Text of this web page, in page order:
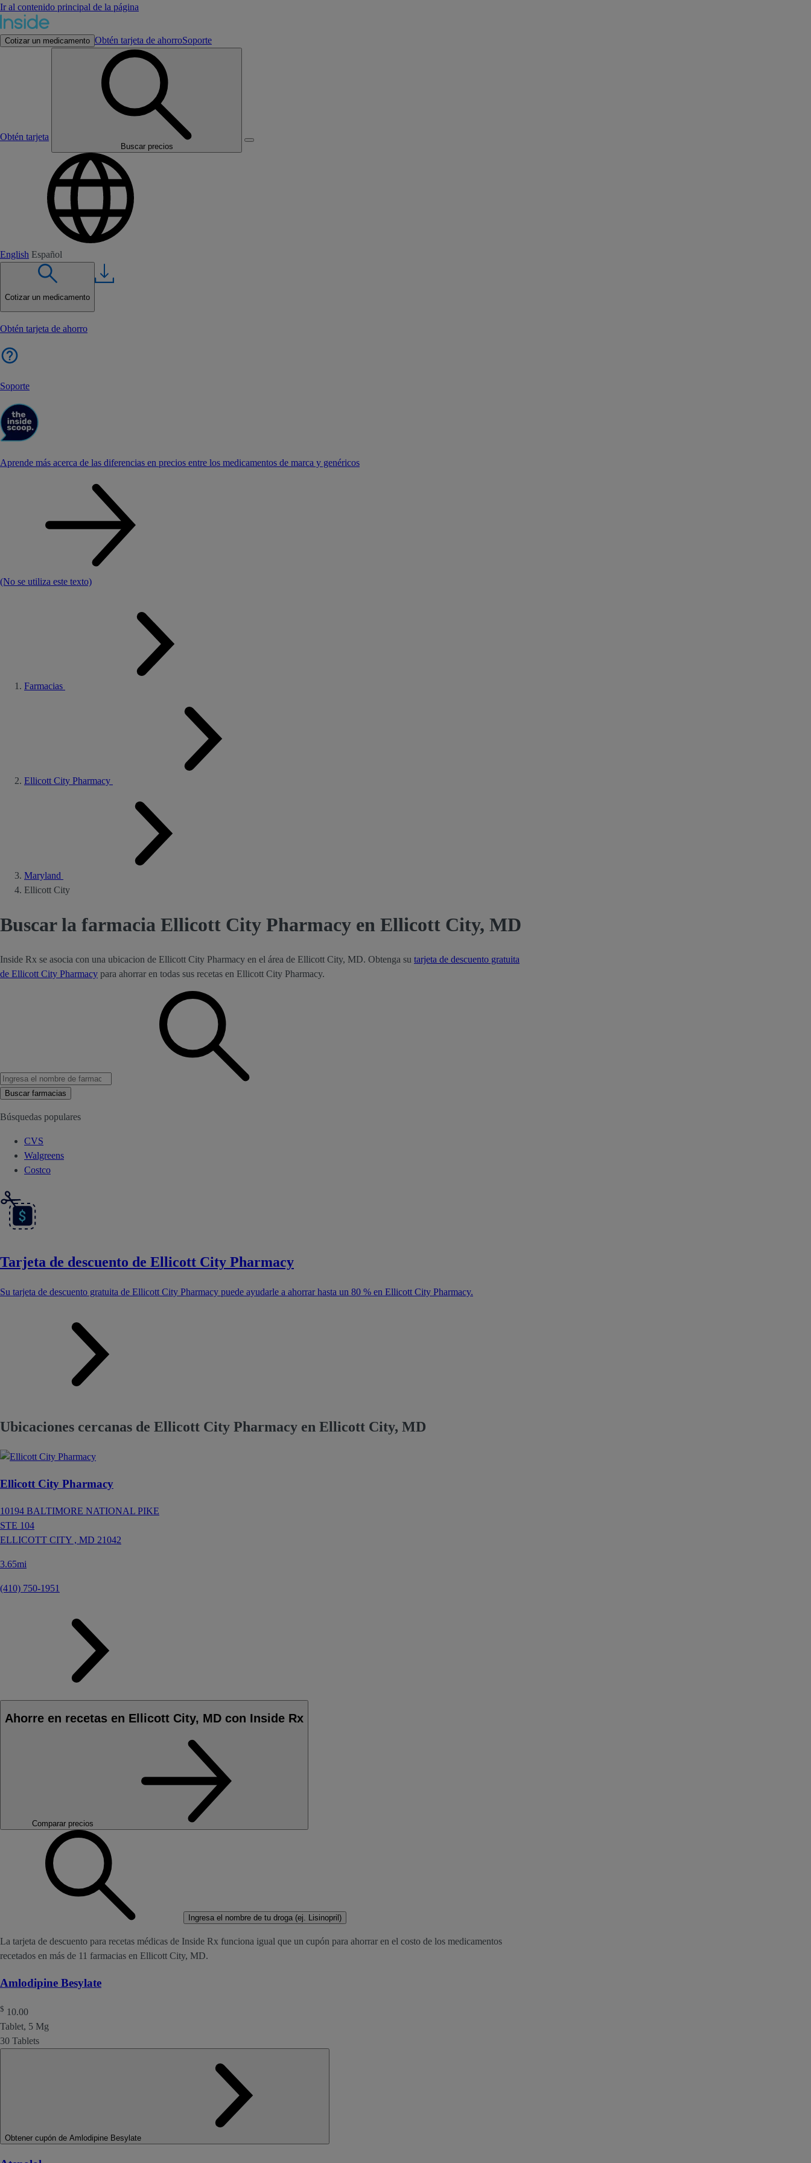
Ir al contenido principal de la página
Cotizar un medicamento Obtén tarjeta de ahorroSoporte
Obtén tarjeta
Buscar precios
English Español
Cotizar un medicamento
Obtén tarjeta de ahorro
Soporte
Aprende más acerca de las diferencias en precios entre los medicamentos de marca y genéricos
(No se utiliza este texto)
Farmacias
Ellicott City Pharmacy
Maryland
Ellicott City
Buscar la farmacia Ellicott City Pharmacy en Ellicott City, MD
Inside Rx se asocia con una ubicacion de Ellicott City Pharmacy en el área de Ellicott City, MD. Obtenga su tarjeta de descuento gratuita
de Ellicott City Pharmacy para ahorrar en todas sus recetas en Ellicott City Pharmacy.
Buscar farmacias
Búsquedas populares
CVS
Walgreens
Costco
Tarjeta de descuento de Ellicott City Pharmacy
Su tarjeta de descuento gratuita de Ellicott City Pharmacy puede ayudarle a ahorrar hasta un 80 % en Ellicott City Pharmacy.
Ubicaciones cercanas de Ellicott City Pharmacy en Ellicott City, MD
Ellicott City Pharmacy
10194 BALTIMORE NATIONAL PIKE
STE 104
ELLICOTT CITY , MD 21042
3.65mi
(410) 750-1951
Ahorre en recetas en Ellicott City, MD con Inside Rx
Comparar precios
Ingresa el nombre de tu droga (ej. Lisinopril)
La tarjeta de descuento para recetas médicas de Inside Rx funciona igual que un cupón para ahorrar en el costo de los medicamentos
recetados en más de 11 farmacias en Ellicott City, MD.
Amlodipine Besylate
$ 10.00
Tablet, 5 Mg
30 Tablets
Obtener cupón de Amlodipine Besylate